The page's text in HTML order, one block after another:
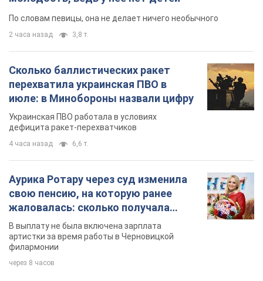
Аурика Ротару через суд изменила
свою пенсию, на которую ранее
артистки за время работы в Черновицкой
филармонии
через 8 часов